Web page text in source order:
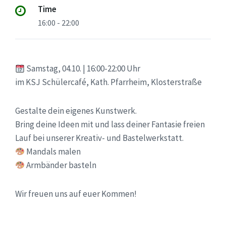
Time
16:00 - 22:00
Samstag, 04.10. | 16:00-22:00 Uhr
im KSJ Schülercafé, Kath. Pfarrheim, Klosterstraße
Gestalte dein eigenes Kunstwerk.
Bring deine Ideen mit und lass deiner Fantasie freien
Lauf bei unserer Kreativ- und Bastelwerkstatt.
Mandals malen
Armbänder basteln
Wir freuen uns auf euer Kommen!